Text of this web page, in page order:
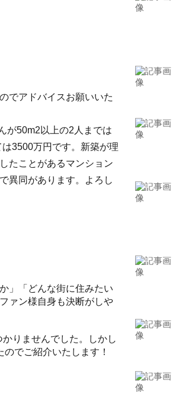
でアドバイスお願いいた
が50m2以上の2人までは
3500万円です。新築が理
たことがあるマンション
異同があります。よろし
」「どんな街に住みたい
ァン様自身も決断がしや
りませんでした。しかし
でご紹介いたします！